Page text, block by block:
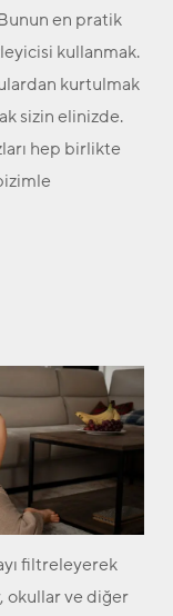
en pratik
kullanmak.
kurtulmak
sizin elinizde.
hep birlikte
filtreleyerek
okullar ve diğer